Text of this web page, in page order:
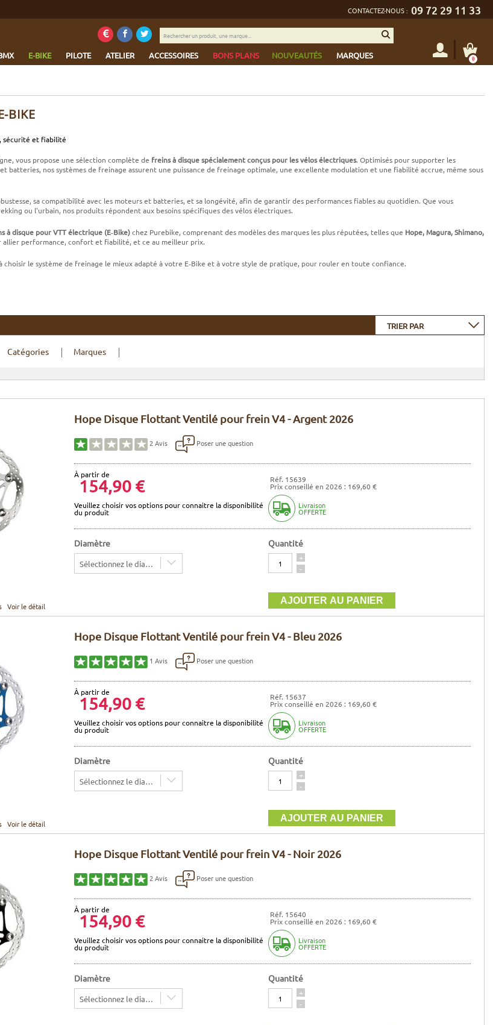
CONTACTEZ-NOUS : 09 72 29 11 33
E-BIKE PILOTE ATELIER ACCESSOIRES BONS PLANS NOUVEAUTÉS MARQUES
Rechercher
un
une
marque...
0
BIKE
sécurité et fiabilité
vous propose une sélection complète de freins à disque spécialement conçus pour les vélos électriques. Optimisés pour supporter les
batteries, nos systèmes de freinage assurent une puissance de freinage optimale, une excellente modulation et une fiabilité accrue, même sous
sa compatibilité avec les moteurs et batteries, et sa longévité, afin de garantir des performances fiables au quotidien. Que vous
ou l'urbain, nos produits répondent aux besoins spécifiques des vélos électriques.
à disque pour VTT électrique (E‑Bike)chez Purebike, comprenant des modèles des marques les plus réputées, telles que Hope, Magura, Shimano,
allier performance, confort et fiabilité, et ce au meilleur prix.
choisir le système de freinage le mieux adapté à votre E‑Bike et à votre style de pratique, pour rouler en toute confiance.
TRIER PAR
Catégories Marques
Hope Disque Flottant Ventilé pour frein V4 - Argent 2026
2 Avis Poser une question
Voir le détail
À partir de
154,90 € Réf. 15639
Prix conseillé en 2026 : 169,60 €
Veuillez choisir vos options pour connaitre la disponibilité
du produit
Livraison
OFFERTE
Diamètre
Sélectionnez le diamètre
Quantité
Quantité
+
-
Hope Disque Flottant Ventilé pour frein V4 - Bleu 2026
1 Avis Poser une question
Voir le détail
À partir de
154,90 € Réf. 15637
Prix conseillé en 2026 : 169,60 €
Veuillez choisir vos options pour connaitre la disponibilité
du produit
Livraison
OFFERTE
Diamètre
Sélectionnez le diamètre
Quantité
Quantité
+
-
Hope Disque Flottant Ventilé pour frein V4 - Noir 2026
2 Avis Poser une question
À partir de
154,90 € Réf. 15640
Prix conseillé en 2026 : 169,60 €
Veuillez choisir vos options pour connaitre la disponibilité
du produit
Livraison
OFFERTE
Diamètre
Sélectionnez le diamètre
Quantité
Quantité
+
-